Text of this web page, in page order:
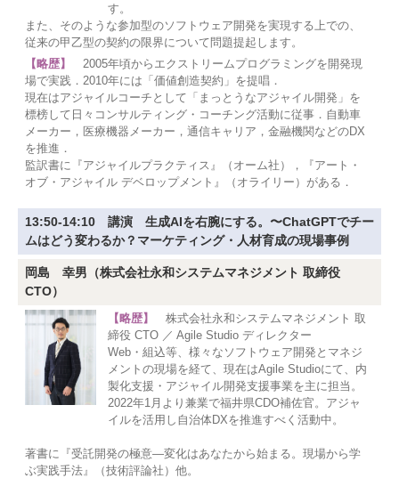
す。
また、そのような参加型のソフトウェア開発を実現する上での、
従来の甲乙型の契約の限界について問題提起します。
【略歴】
2005年頃からエクストリームプログラミングを開発現
場で実践．2010年には「価値創造契約」を提唱．
現在はアジャイルコーチとして「まっとうなアジャイル開発」を
標榜して日々コンサルティング・コーチング活動に従事．自動車
メーカー，医療機器メーカー，通信キャリア，金融機関などのDX
を推進．
監訳書に『アジャイルプラクティス』（オーム社），『アート・
オブ・アジャイル デベロップメント』（オライリー）がある．
13:50-14:10 講演 生成AIを右腕にする。〜ChatGPTでチー
ムはどう変わるか？マーケティング・人材育成の現場事例
岡島 幸男（株式会社永和システムマネジメント 取締役
CTO）
【略歴】
株式会社永和システムマネジメント 取
締役 CTO ／ Agile Studio ディレクター
Web・組込等、様々なソフトウェア開発とマネジ
メントの現場を経て、現在はAgile Studioにて、内
製化支援・アジャイル開発支援事業を主に担当。
2022年1月より兼業で福井県CDO補佐官。アジャ
イルを活用し自治体DXを推進すべく活動中。
著書に『受託開発の極意―変化はあなたから始まる。現場から学
ぶ実践手法』（技術評論社）他。